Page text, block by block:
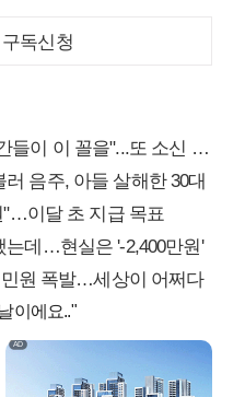
독신청
이 꼴을"...또 소신 발언
음주, 아들 살해한 30대
"…이달 초 지급 목표
는데…현실은 '-2,400만원'
원 폭발…세상이 어쩌다
이에요.."